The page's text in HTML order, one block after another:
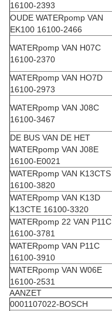
16100-2393
OUDE WATERpomp VAN
EK100 16100-2466
WATERpomp VAN H07C
16100-2370
WATERpomp VAN HO7D
16100-2973
WATERpomp VAN J08C
16100-3467
DE BUS VAN DE HET
WATERpomp VAN J08E
16100-E0021
WATERpomp VAN K13CTS
16100-3820
WATERpomp VAN K13D
K13CTE 16100-3320
WATERpomp 22 VAN P11C
16100-3781
WATERpomp VAN P11C
16100-3910
WATERpomp VAN W06E
16100-2531
AANZET
0001107022-BOSCH